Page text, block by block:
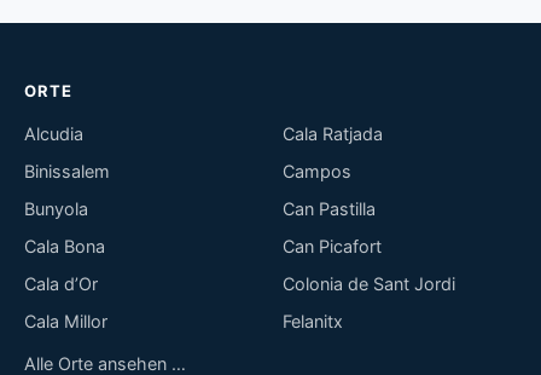
ORTE
Alcudia
Binissalem
Bunyola
Cala Bona
Cala d’Or
Cala Millor
Cala Ratjada
Campos
Can Pastilla
Can Picafort
Colonia de Sant Jordi
Felanitx
Alle Orte ansehen …